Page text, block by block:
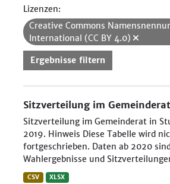
Lizenzen:
Creative Commons
International (CC BY 4.0)
Ergebnisse filtern
Sitzverteilung im Gemeinderat
Sitzverteilung im Gemeinderat in
2019. Hinweis Diese Tabelle wird
fortgeschrieben. Daten ab 2020
Wahlergebnisse und
CSV XLSX